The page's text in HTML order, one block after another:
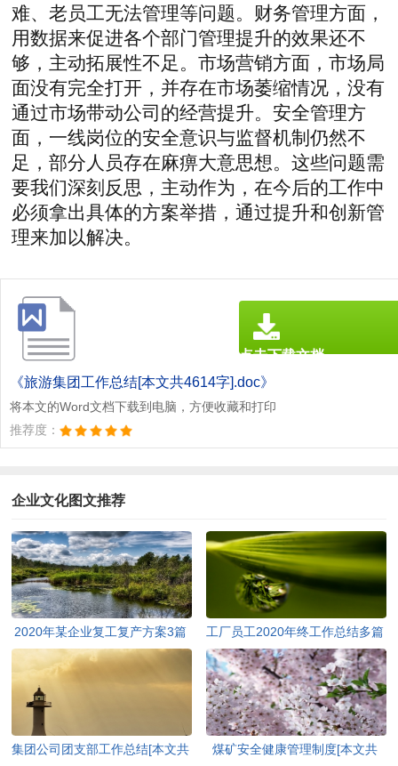
难、老员工无法管理等问题。财务管理方面，
用数据来促进各个部门管理提升的效果还不
够，主动拓展性不足。市场营销方面，市场局
面没有完全打开，并存在市场萎缩情况，没有
通过市场带动公司的经营提升。安全管理方
面，一线岗位的安全意识与监督机制仍然不
足，部分人员存在麻痹大意思想。这些问题需
要我们深刻反思，主动作为，在今后的工作中
必须拿出具体的方案举措，通过提升和创新管
理来加以解决。
《旅游集团工作总结[本文共4614字].doc》
将本文的Word文档下载到电脑，方便收藏和打印
推荐度：
点击下载文档
文档为doc格式
企业文化图文推荐
2020年某企业复工复产方案3篇
稿汇编[本文共1699字]
工厂员工2020年终工作总结多篇
[本文共6897字]
集团公司团支部工作总结[本文共 煤矿安全健康管理制度[本文共